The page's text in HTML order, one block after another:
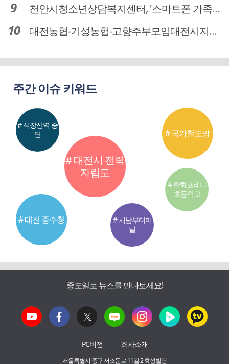
천안시청소년상담복지센터, '스마트폰 가족치유캠프' 운영
대전농협-기성농헙-고향주부모임대전시지회, 이심점심 중식지원 봉사활동
주간 이슈 키워드
# 대전시 전력
자립도
# 대전 중수청
# 국가철도망
# 식장산역 중
단
# 서남부터미
널
# 한화포레나
초등학교
중도일보 뉴스를 만나보세요!
PC버전 회사소개
서울특별시 중구 서소문로 11길 2 효성빌딩